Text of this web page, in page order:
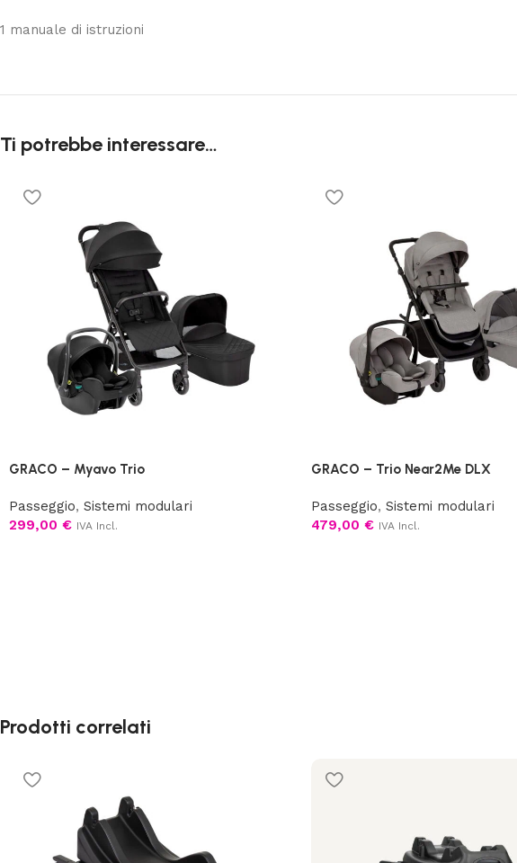
1 manuale di istruzioni
Ti potrebbe interessare…
GRACO – Myavo Trio
Passeggio, Sistemi modulari
299,00 € IVA Incl.
GRACO – Trio Near2Me DLX
Passeggio, Sistemi modulari
479,00 € IVA Incl.
Prodotti correlati